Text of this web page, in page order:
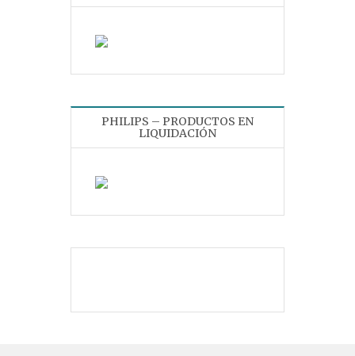
PHILIPS – PRODUCTOS EN
LIQUIDACIÓN